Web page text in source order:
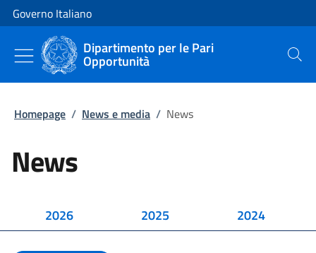
Vai al contenuto
Vai alla navigazione del sito
Governo Italiano
Dipartimento per le Pari
Opportunità Cerca
Homepage / News e media / News
News
2026 2025 2024